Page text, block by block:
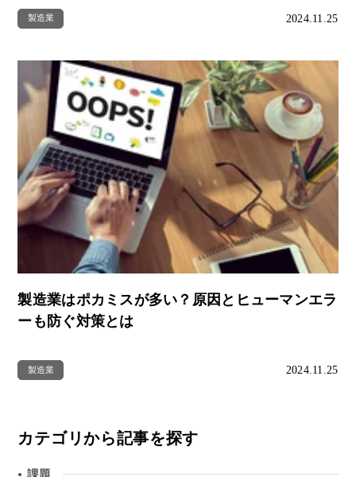
製造業 2024.11.25
製造業はポカミスが多い？原因とヒューマンエラ
ーも防ぐ対策とは
製造業 2024.11.25
カテゴリから記事を探す
● 課題